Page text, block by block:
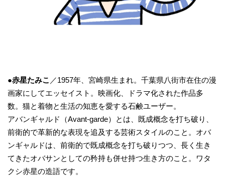
●赤星たみこ ／1957年、宮崎県生まれ。千葉県八街市在住の漫
画家にしてエッセイスト。映画化、ドラマ化された作品多
数。猫と着物と生活の知恵を愛する石鹸ユーザー。
アバンギャルド（Avant-garde）とは、既成概念を打ち破り、
前衛的で革新的な表現を追及する芸術スタイルのこと。オバ
ンギャルドは、前衛的で既成概念を打ち破りつつ、長く生き
てきたオバサンとしての矜持も併せ持つ生き方のこと。ワタ
クシ赤星の造語です。